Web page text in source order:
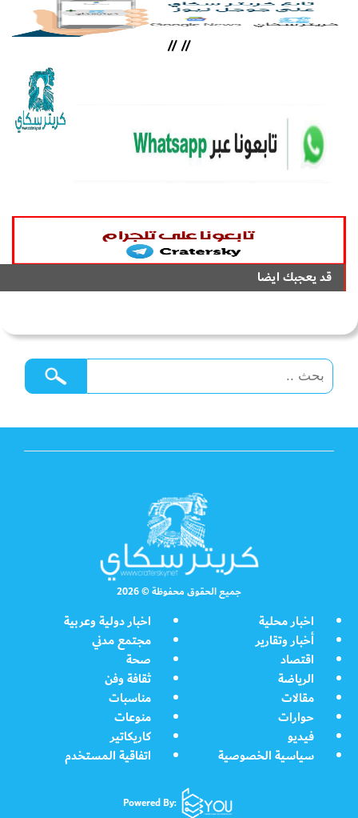
//
//
قد يعجبك ايضا
جميع الحقوق محفوظة © 2026
اخبار محلية
اخبار دولية وعربية
أخبار وتقارير
مجتمع مدني
اقتصاد
صحة
الرياضة
ثقافة وفن
مقالات
مناسبات
حوارات
منوعات
فيديو
كاريكاتير
سياسية الخصوصية
اتفاقية المستخدم
Powered By: